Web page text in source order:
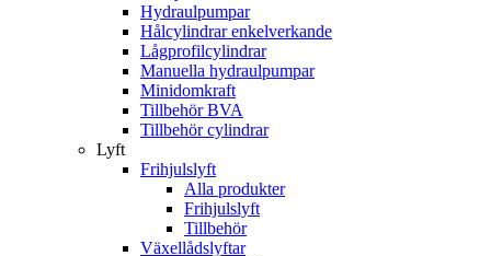
Hydraulpumpar
Hålcylindrar enkelverkande
Lågprofilcylindrar
Manuella hydraulpumpar
Minidomkraft
Tillbehör BVA
Tillbehör cylindrar
Lyft
Frihjulslyft
Alla produkter
Frihjulslyft
Tillbehör
Växellådslyftar